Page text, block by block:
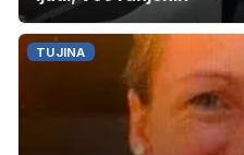
TUJINA